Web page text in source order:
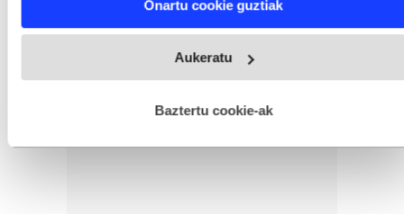
and set your preferences in thedetails section
fitxategiak erabiltzen ditu. Zure esperientzia eta zerbitzuak
esplizitua ematen diguzu.Gehiago irakurri
Onartu cookie guztiak
Aukeratu
Baztertu cookie-ak